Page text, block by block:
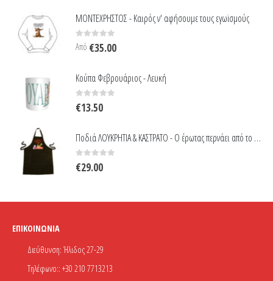
ΜΟΝΤΕΧΡΗΣΤΟΣ - Καιρός ν' αφήσουμε τους εγωϊσμούς
0 out of 5
Από €35.00
Κούπα Φεβρουάριος - Λευκή
0out of 5
€13.50
Ποδιά ΛΟΥΚΡΗΤΙΑ & ΚΑΣΤΡΑΤΟ - Ο έρωτας περνάει από το στομάχι
0out of 5
€29.00
ΕΠΙΚΟΙΝΩΝΊΑ
Διεύθυνση: Ήλιδος 27-29
Τηλέφωνο:: +30 210 7713213